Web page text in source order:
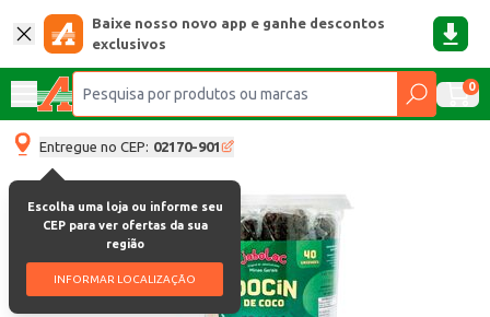
Baixe nosso novo app e ganhe descontos
exclusivos
0
Entregue no CEP: 02170-901
Escolha uma loja ou informe seu
CEP para ver ofertas da sua
região
INFORMAR LOCALIZAÇÃO